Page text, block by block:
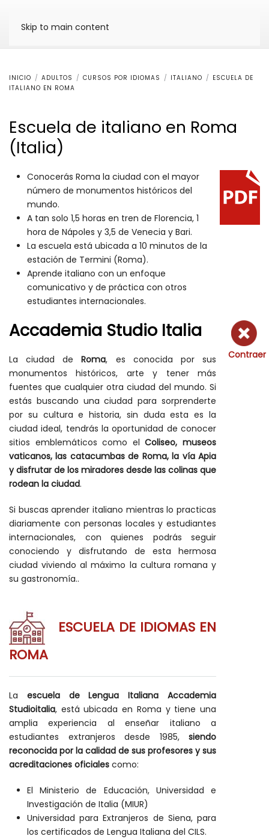
Skip to main content
INICIO ADULTOS CURSOS POR IDIOMAS ITALIANO
ESCUELA DE
ITALIANO EN ROMA
Escuela de italiano en Roma
(Italia)
Conocerás Roma la ciudad con el mayor
número de monumentos históricos del
mundo.
A tan solo 1,5 horas en tren de Florencia, 1
hora de Nápoles y 3,5 de Venecia y Bari.
La escuela está ubicada a 10 minutos de la
estación de Termini (Roma).
Aprende italiano con un enfoque
comunicativo y de práctica con otros
estudiantes internacionales.
Accademia Studio Italia
La ciudad deRoma, es conocida por sus
monumentos históricos, arte y tener más
fuentes que cualquier otra ciudad del mundo. Si
estás buscando una ciudad para sorprenderte
por su cultura e historia, sin duda esta es la
ciudad ideal, tendrás la oportunidad de conocer
sitios emblemáticos como elColiseo, museos
vaticanos, las catacumbas de Roma, la vía Apia
y disfrutar de los miradores desde las colinas que
rodean la ciudad.
Si buscas aprender italiano mientras lo practicas
diariamente con personas locales y estudiantes
internacionales, con quienes podrás seguir
conociendo y disfrutando de esta hermosa
ciudad viviendo al máximo la cultura romana y
su gastronomía..
ESCUELA DE IDIOMAS EN
ROMA
La escuela de Lengua Italiana Accademia
Studioitalia, está ubicada en Roma y tiene una
amplia experiencia al enseñar italiano a
estudiantes extranjeros desde 1985, siendo
reconocida por la calidad de sus profesores y sus
acreditaciones oficiales como:
El Ministerio de Educación, Universidad e
Investigación de Italia (MIUR)
Universidad para Extranjeros de Siena, para
los certificados de Lengua Italiana del CILS.
Contraer